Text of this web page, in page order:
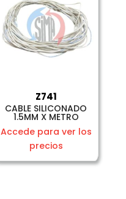
Z741
CABLE SILICONADO
1.5MM X METRO
Accede para ver los
precios